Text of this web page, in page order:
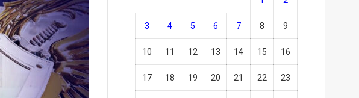
3 4 5 6 7 8 9
10 11 12 13 14 15 16
17 18 19 20 21 22 23